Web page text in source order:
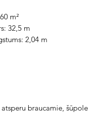
m²
32,5 m
2,04 m
braucamie,